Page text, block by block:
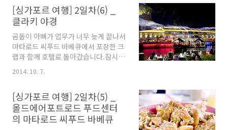
인 디자인이 특징으로, 마리나 베이 스
카이라인의 숨막힐 듯 아름다운 경관을
배경으로 합니다. 자연 채광이 되는 쇼
핑 센터 내부는 전면 유리창으로 빛이..
조명과 젊은이들로 가득 찼던 거리는 한
적하기 이를 데 없습니다. 강가를 따라
조금 걸었어요... 터널을 하나 지났는
데... 양쪽으로 그래피티 같은 멋진 벽화
들이 그려져 있습니다.간간이 조깅하는
사람들과 일찍 워킹투어를 나선 관광객
들이 지나 갑니다. 강을 바라보고 있는
요... 소년은 누굴 기다리는지...ㅋ 낯선
길은 혼자서 걸어가다 보니... 대학시절
배낭여행 갔던 기분이 드는 거 있죠...혼
자 사진도 찍고 구경도 하고... ..
[싱가포르 여행] 2일차(6) _
클라키 야경
곰돌이 아빠가 업무가 너무 늦게 끝나서
마타로드 씨푸드 바베큐에서 포장한 크
랩과 함께 호텔로 돌아갔습니다.잠시
휴식을 취한 뒤, 호텔앞 클라키에 가볍
게 한 잔 하러 나갔어요...낮에 너무들
은 놔두고 곰돌아빠와 회사 팀장님과 저
와 셋이 나갔답니다.곰돌이는 호텔에서
뒹굴뒹굴... 강 건너의 클라키가 각종 조
2014. 10. 7.
[싱가포르 여행] 2일차(5) _
올드에어포트로드 푸드센터
의 마타로드 씨푸드 바베큐